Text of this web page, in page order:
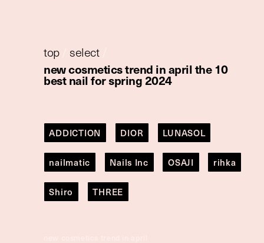
top/ select/
new cosmetics trend in april the 10
best nail for spring 2024
ADDICTION DIOR LUNASOL
nailmatic Nails Inc OSAJI rihka
Shiro THREE